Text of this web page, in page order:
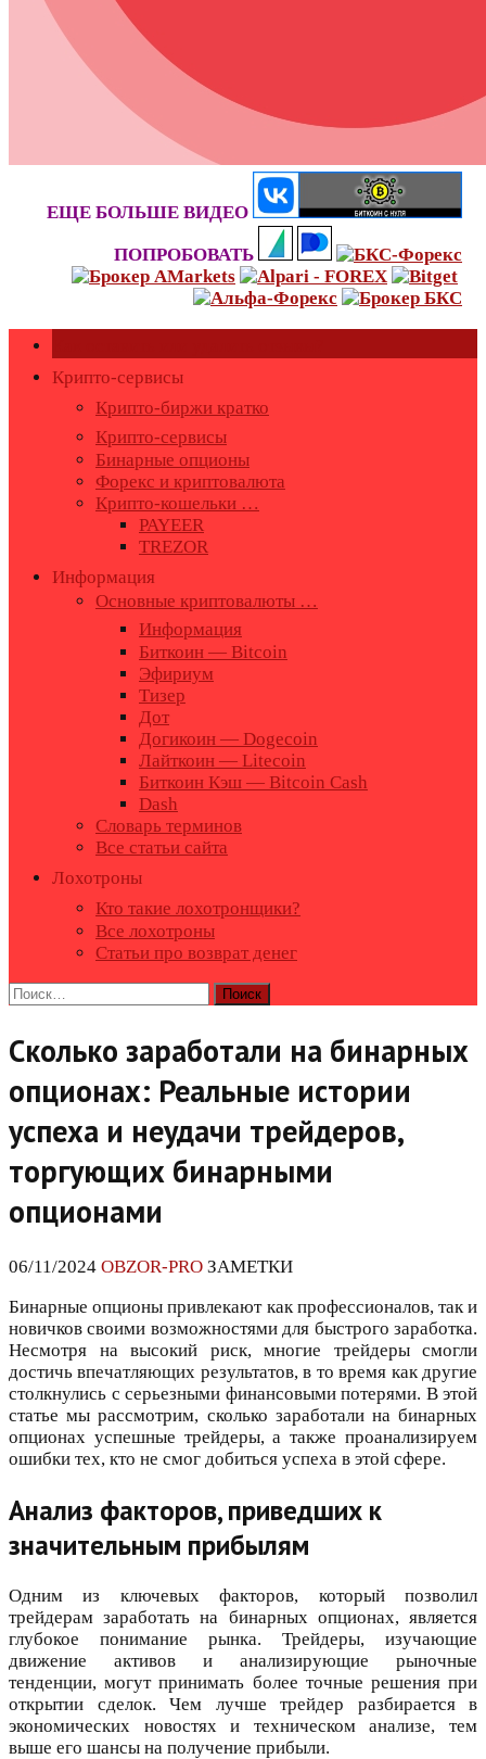
ЕЩЕ БОЛЬШЕ ВИДЕО
ПОПРОБОВАТЬ
Крипто-сервисы
Крипто-биржи кратко
Крипто-сервисы
Бинарные опционы
Форекс и криптовалюта
Крипто-кошельки …
PAYEER
TREZOR
Информация
Основные криптовалюты …
Информация
Биткоин — Bitcoin
Эфириум
Тизер
Дот
Догикоин — Dogecoin
Лайткоин — Litecoin
Биткоин Кэш — Bitcoin Cash
Dash
Словарь терминов
Все статьи сайта
Лохотроны
Кто такие лохотронщики?
Все лохотроны
Статьи про возврат денег
Найти:
Сколько заработали на бинарных
опционах: Реальные истории
успеха и неудачи трейдеров,
торгующих бинарными
опционами
06/11/2024 OBZOR-PRO ЗАМЕТКИ
Бинарные опционы привлекают как профессионалов, так и
новичков своими возможностями для быстрого заработка.
Несмотря на высокий риск, многие трейдеры смогли
достичь впечатляющих результатов, в то время как другие
столкнулись с серьезными финансовыми потерями. В этой
статье мы рассмотрим, сколько заработали на бинарных
опционах успешные трейдеры, а также проанализируем
ошибки тех, кто не смог добиться успеха в этой сфере.
Анализ факторов, приведших к
значительным прибылям
Одним из ключевых факторов, который позволил
трейдерам заработать на бинарных опционах, является
глубокое понимание рынка. Трейдеры, изучающие
движение активов и анализирующие рыночные
тенденции, могут принимать более точные решения при
открытии сделок. Чем лучше трейдер разбирается в
экономических новостях и техническом анализе, тем
выше его шансы на получение прибыли.